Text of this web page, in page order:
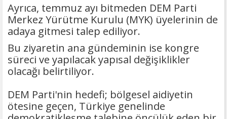
Ayrıca, temmuz ayı bitmeden DEM Parti
Merkez Yürütme Kurulu (MYK) üyelerinin de
adaya gitmesi talep ediliyor.
Bu ziyaretin ana gündeminin ise kongre
süreci ve yapılacak yapısal değişiklikler
olacağı belirtiliyor.
DEM Parti'nin hedefi; bölgesel aidiyetin
ötesine geçen, Türkiye genelinde